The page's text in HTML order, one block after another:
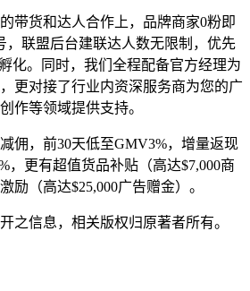
带货和达人合作上，品牌商家0粉即
，联盟后台建联达人数无限制，优先
化。同时，我们全程配备官方经理为
更对接了行业内资深服务商为您的广
作等领域提供支持。
佣，前30天低至GMV3%，增量返现
，更有超值货品补贴（高达$7,000商
励（高达$25,000广告赠金）。
之信息，相关版权归原著者所有。